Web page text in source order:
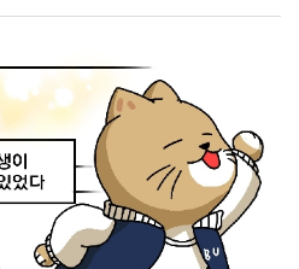
과 세부 사항을 미리 확인해
안 수업과 과제를 위해
고생 많으셨습니다. 남은
리하시고, 충분한 휴식과 함께
시기 바랍니다!
학가 주변의 월세와 보증금이
는 학기당 140만 원 수준의
으로 한 학기 동안
공간을 제공합니다. 특히
고정적으로 지출해야 하는
액의 보증금 부담이 전혀
수도 등 매달 별도로 청구되는
대한 추가 지출 걱정도 대폭
는 기숙사의 주거 비용이
심을 갖는 공간 중 하나가
관은 학생들에게 안전하고
업에 집중할 수 있습니다.이번
주요 시설과 이용 정보를
모습을 살펴보고자 합니다.
지 함께 알아보겠습니다!
활관백석대학교의 기숙사인